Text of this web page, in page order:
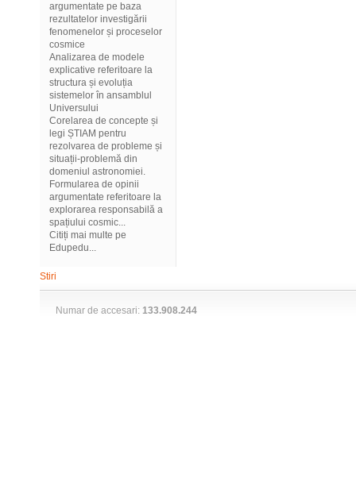
argumentate pe baza
rezultatelor investigării
fenomenelor și proceselor
cosmice
Analizarea de modele
explicative referitoare la
structura și evoluția
sistemelor în ansamblul
Universului
Corelarea de concepte și
legi ȘTIAM pentru
rezolvarea de probleme și
situații-problemă din
domeniul astronomiei.
Formularea de opinii
argumentate referitoare la
explorarea responsabilă a
spațiului cosmic...
Citiți mai multe pe
Edupedu...
Stiri
Numar de accesari: 133.908.244